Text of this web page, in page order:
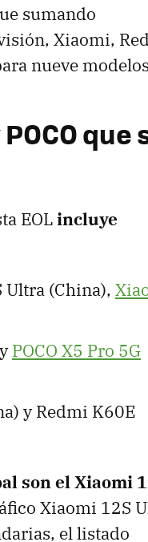
sumando
Xiaomi,
nueve
que
EOLincluye
Ultra (China),
POCO X5 Pro 5G
y Redmi K60E
son el Xiaomi
Xiaomi 12S
el listado